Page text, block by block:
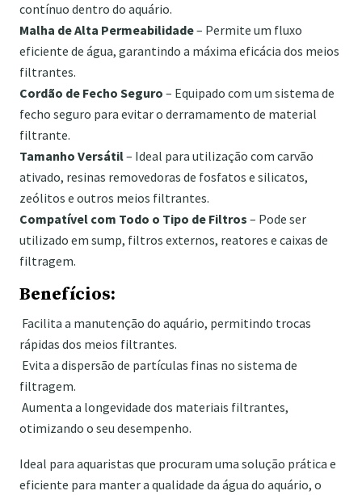
contínuo dentro do aquário.
Malha de Alta Permeabilidade– Permite um fluxo
eficiente de água, garantindo a máxima eficácia dos meios
filtrantes.
Cordão de Fecho Seguro – Equipado com um sistema de
fecho seguro para evitar o derramamento de material
filtrante.
Tamanho Versátil– Ideal para utilização com carvão
ativado, resinas removedoras de fosfatos e silicatos,
zeólitos e outros meios filtrantes.
Compatível com Todo o Tipo de Filtros – Pode ser
utilizado em sump, filtros externos, reatores e caixas de
filtragem.
Benefícios:
Facilita a manutenção do aquário, permitindo trocas
rápidas dos meios filtrantes.
Evita a dispersão de partículas finas no sistema de
filtragem.
Aumenta a longevidade dos materiais filtrantes,
otimizando o seu desempenho.
Ideal para aquaristas que procuram uma solução prática e
eficiente para manter a qualidade da água do aquário, o